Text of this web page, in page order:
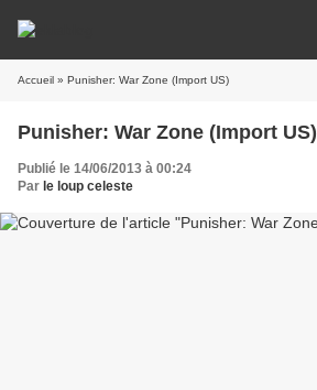
Accueil » Punisher: War Zone (Import US)
Punisher: War Zone (Import US)
Publié le 14/06/2013 à 00:24
Par le loup celeste